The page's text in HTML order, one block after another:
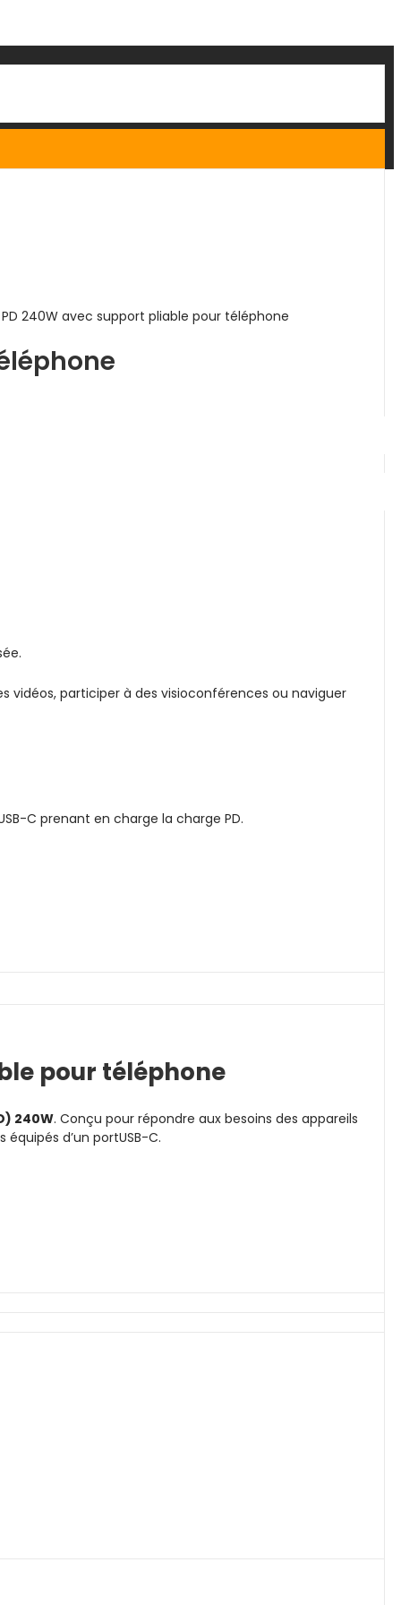
PD 240W avec support pliable pour téléphone
participer à des visioconférences ou naviguer
C prenant en charge la charge PD.
pour téléphone
240W. Conçu pour répondre aux besoins des appareils
d’un portUSB-C.